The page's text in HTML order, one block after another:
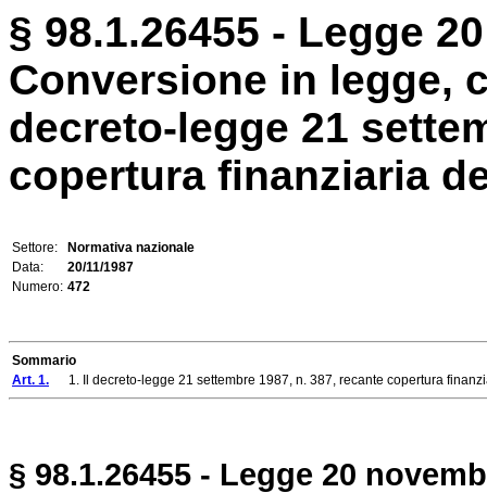
§ 98.1.26455 - Legge
Conversione in legge,
decreto-legge 21
copertura finanziaria
Settore:
Normativa nazionale
Data:
20/11/1987
Numero: 472
Sommario
Art. 1. 1. Il decreto-legge 21 settembre 1987, n. 387, recante copertura
§ 98.1.26455 - Legge 20